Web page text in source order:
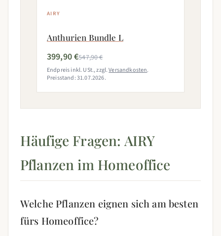
AIRY
Anthurien Bundle L
399,90 €547,90 €
Endpreis inkl. USt., zzgl.Versandkosten.
Preisstand: 31.07.2026.
Häufige Fragen: AIRY
Pflanzen im Homeoffice
Welche Pflanzen eignen sich am besten
fürs Homeoffice?